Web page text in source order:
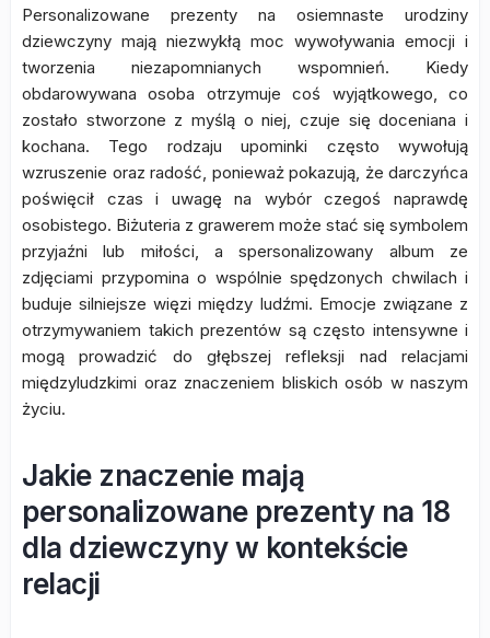
Personalizowane prezenty na osiemnaste urodziny
dziewczyny mają niezwykłą moc wywoływania emocji i
tworzenia niezapomnianych wspomnień. Kiedy
obdarowywana osoba otrzymuje coś wyjątkowego, co
zostało stworzone z myślą o niej, czuje się doceniana i
kochana. Tego rodzaju upominki często wywołują
wzruszenie oraz radość, ponieważ pokazują, że darczyńca
poświęcił czas i uwagę na wybór czegoś naprawdę
osobistego. Biżuteria z grawerem może stać się symbolem
przyjaźni lub miłości, a spersonalizowany album ze
zdjęciami przypomina o wspólnie spędzonych chwilach i
buduje silniejsze więzi między ludźmi. Emocje związane z
otrzymywaniem takich prezentów są często intensywne i
mogą prowadzić do głębszej refleksji nad relacjami
międzyludzkimi oraz znaczeniem bliskich osób w naszym
życiu.
Jakie znaczenie mają
personalizowane prezenty na 18
dla dziewczyny w kontekście
relacji